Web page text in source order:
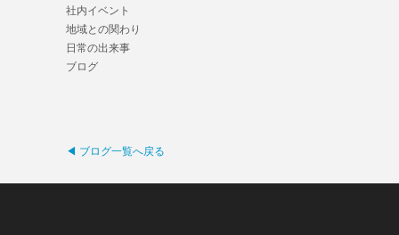
社内イベント
地域との関わり
日常の出来事
ブログ
◀ ブログ一覧へ戻る